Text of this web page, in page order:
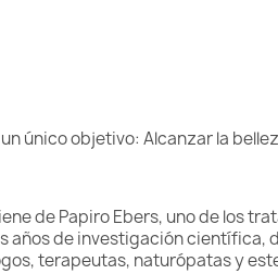
único objetivo: Alcanzar la
de Papiro Ebers, uno de los
años de investigación
terapeutas, naturópatas y